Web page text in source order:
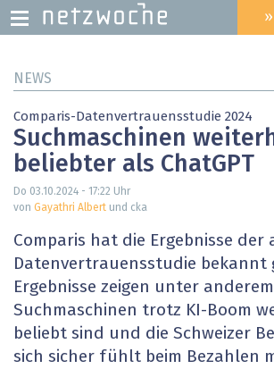
zum
HEADER
MENU
NEWS
Comparis-Datenvertrauensstudie 2024
Suchmaschinen
beliebter als ChatGPT
Do 03.10.2024 - 17:22 Uhr
von Gayathri Albert und cka
Comparis hat die Ergebnisse der
Datenvertrauensstudie bekannt
Ergebnisse zeigen unter
Suchmaschinen trotz KI-Boom
beliebt sind und die Schweizer
sich sicher fühlt beim Bezahlen